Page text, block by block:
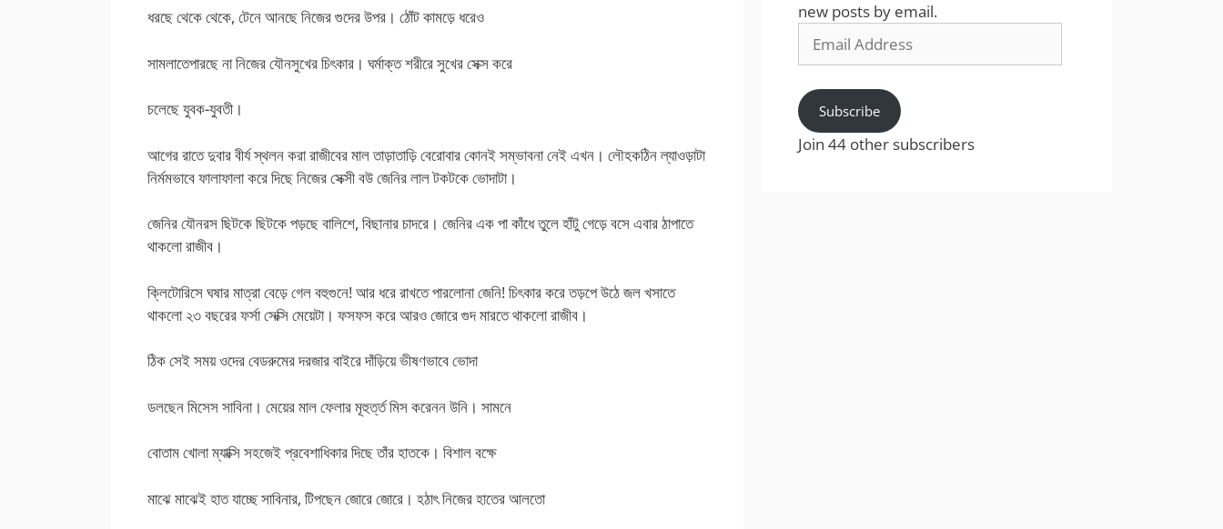
ধরছে থেকে থেকে, টেনে আনছে নিজের গুদের উপর। ঠোঁট কামড়ে ধরেও
সামলাতেপারছে না নিজের যৌনসুখের চিৎকার। ঘর্মাক্ত শরীরে সুখের সেক্স করে
চলেছে যুবক-যুবতী।
আগের রাতে দুবার বীর্য স্থলন করা রাজীবের মাল তাড়াতাড়ি বেরোবার কোনই সম্ভাবনা নেই এখন। লৌহকঠিন ল্যাওড়াটা
নির্মমভাবে ফালাফালা করে দিছে নিজের সেক্সী বউ জেনির লাল টকটকে ভোদাটা।
জেনির যৌনরস ছিটকে ছিটকে পড়ছে বালিশে, বিছানার চাদরে। জেনির এক পা কাঁধে তুলে হাঁটু গেড়ে বসে এবার ঠাপাতে
থাকলো রাজীব।
ক্লিটোরিসে ঘষার মাত্রা বেড়ে গেল বহুগুনে! আর ধরে রাখতে পারলোনা জেনি! চিৎকার করে তড়পে উঠে জল খসাতে
থাকলো ২৩ বছরের ফর্সা সেক্সি মেয়েটা। ফসফস করে আরও জোরে গুদ মারতে থাকলো রাজীব।
ঠিক সেই সময় ওদের বেডরুমের দরজার বাইরে দাঁড়িয়ে ভীষণভাবে ভোদা
ডলছেন মিসেস সাবিনা। মেয়ের মাল ফেলার মূহুর্ত্ত মিস করেনন উনি। সামনে
বোতাম খোলা ম্যাক্সি সহজেই প্রবেশাধিকার দিছে তাঁর হাতকে। বিশাল বক্ষে
মাঝে মাঝেই হাত যাচ্ছে সাবিনার, টিপছেন জোরে জোরে। হঠাৎ নিজের হাতের আলতো
new posts by email.
Address
Subscribe
Join 44 other subscribers